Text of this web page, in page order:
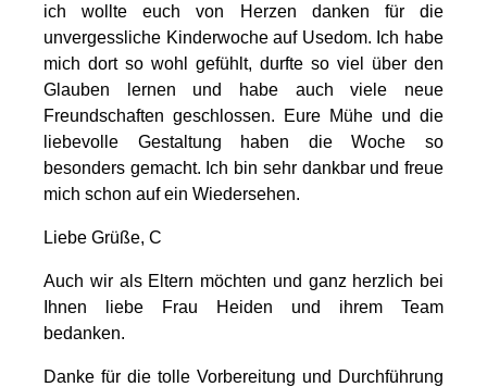
ich wollte euch von Herzen danken für die
unvergessliche Kinderwoche auf Usedom. Ich habe
mich dort so wohl gefühlt, durfte so viel über den
Glauben lernen und habe auch viele neue
Freundschaften geschlossen. Eure Mühe und die
liebevolle Gestaltung haben die Woche so
besonders gemacht. Ich bin sehr dankbar und freue
mich schon auf ein Wiedersehen.
Liebe Grüße, C
Auch wir als Eltern möchten und ganz herzlich bei
Ihnen liebe Frau Heiden und ihrem Team
bedanken.
Danke für die tolle Vorbereitung und Durchführung